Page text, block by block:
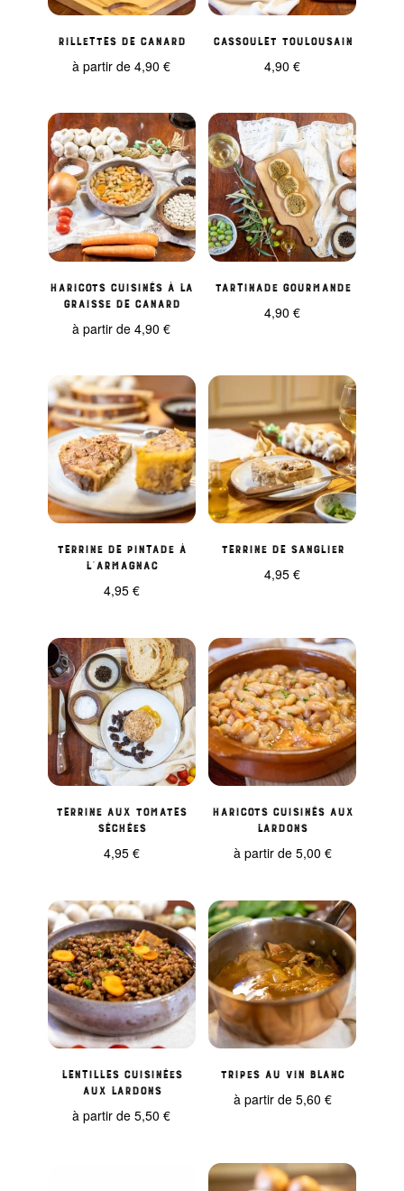
Rillettes de Canard
à partir de4,90€
Cassoulet Toulousain
4,90€
Haricots cuisinés à la
Graisse de Canard
à partir de4,90€
Tartinade Gourmande
4,90€
Terrine de pintade à
l’Armagnac
4,95 €
Terrine de sanglier
4,95€
Terrine aux tomates
séchées
4,95 €
Haricots cuisinés aux
Lardons
à partir de 5,00 €
Lentilles Cuisinées
aux Lardons
à partir de5,50€
Tripes au Vin Blanc
à partir de 5,60 €